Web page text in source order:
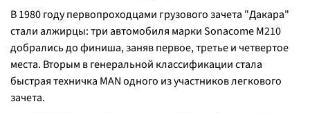
В 1980 году первопроходцами грузового зачета "Дакара"
стали алжирцы: три автомобиля марки Sonacome M210
добрались до финиша, заняв первое, третье и четвертое
места. Вторым в генеральной классификации стала
быстрая техничка MAN одного из участников легкового
зачета.